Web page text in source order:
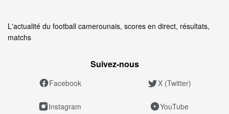
L'actualité du football camerounais, scores en direct, résultats,
matchs
Suivez‑nous
Facebook X (Twitter)
Instagram YouTube